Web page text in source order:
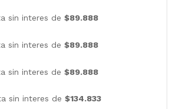
sin interes de$89.888
sin interes de$89.888
sin interes de$89.888
sin interes de $134.833